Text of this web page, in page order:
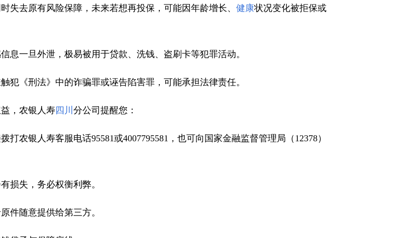
失去原有风险保障，未来若想再投保，可能因年龄增长、 健康状况变化被拒保或
息一旦外泄，极易被用于贷款、洗钱、盗刷卡等犯罪活动。
犯《刑法》中的诈骗罪或诬告陷害罪，可能承担法律责任。
，农银人寿四川 分公司提醒您：
农银人寿客服电话95581或4007795581，也可向国家金融监督管理局（12378）
损失，务必权衡利弊。
件随意提供给第三方。